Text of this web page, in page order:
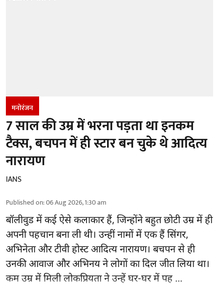
मनोरंजन
7 साल की उम्र में भरना पड़ता था इनकम
टैक्स, बचपन में ही स्टार बन चुके थे आदित्य
नारायण
IANS
Published on:06 Aug 2026, 1:30 am
बॉलीवुडमें कई ऐसे कलाकार हैं, जिन्होंने बहुत छोटी उम्र में ही
अपनी पहचान बना ली थी। उन्हीं नामों में एक हैं सिंगर,
अभिनेता और टीवी होस्ट आदित्य नारायण। बचपन से ही
उनकी आवाज और अभिनय ने लोगों का दिल जीत लिया था।
कम उम्र में मिली लोकप्रियता ने उन्हें घर-घर में पह ...